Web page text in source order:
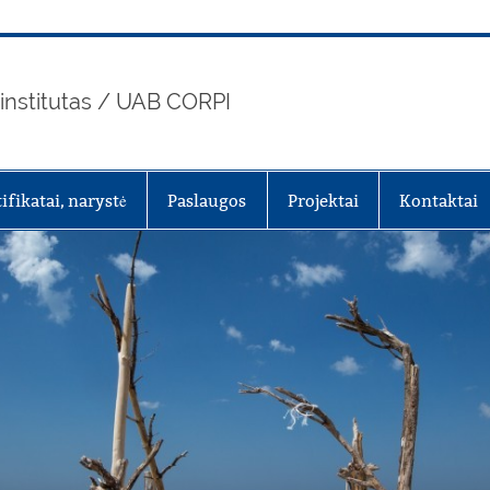
/ UAB CORPI
narystė Paslaugos Projektai Kontaktai